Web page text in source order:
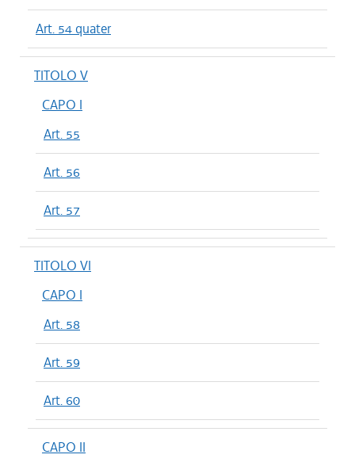
Art. 54 quater
TITOLO V
CAPO I
Art. 55
Art. 56
Art. 57
TITOLO VI
CAPO I
Art. 58
Art. 59
Art. 60
CAPO II